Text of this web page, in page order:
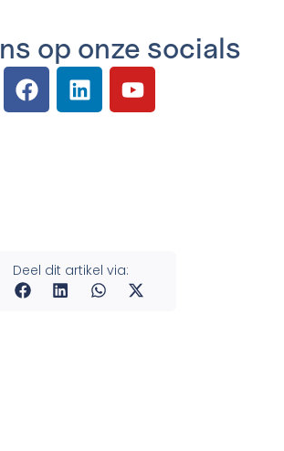
op onze socials
Deel dit artikel via: